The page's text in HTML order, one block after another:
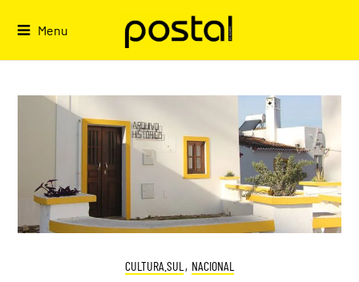
Menu
CULTURA.SUL , NACIONAL